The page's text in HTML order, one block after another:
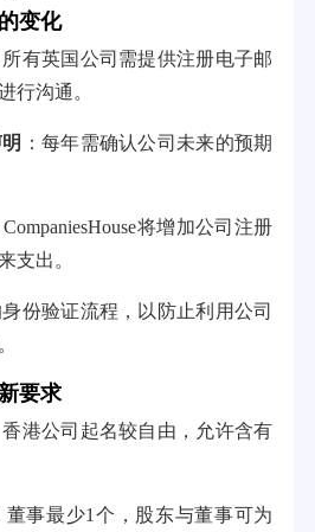
变化
所有英国公司需提供注册电子邮
行沟通。
：每年需确认公司未来的预期
将增加公司注册
支出。
份验证流程，以防止利用公司
要求
香港公司起名较自由，允许含有
董事最少1个，股东与董事可为